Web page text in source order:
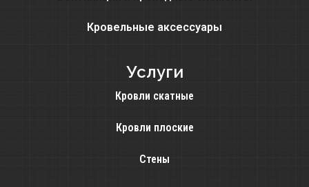
Кровельные аксессуары
Услуги
Кровли скатные
Кровли плоские
Стены